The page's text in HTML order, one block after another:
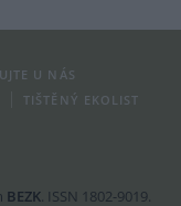
U NÁS
TIŠTĚNÝ EKOLIST
BEZK. ISSN 1802-9019.